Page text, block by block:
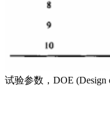
试验参数，DOE